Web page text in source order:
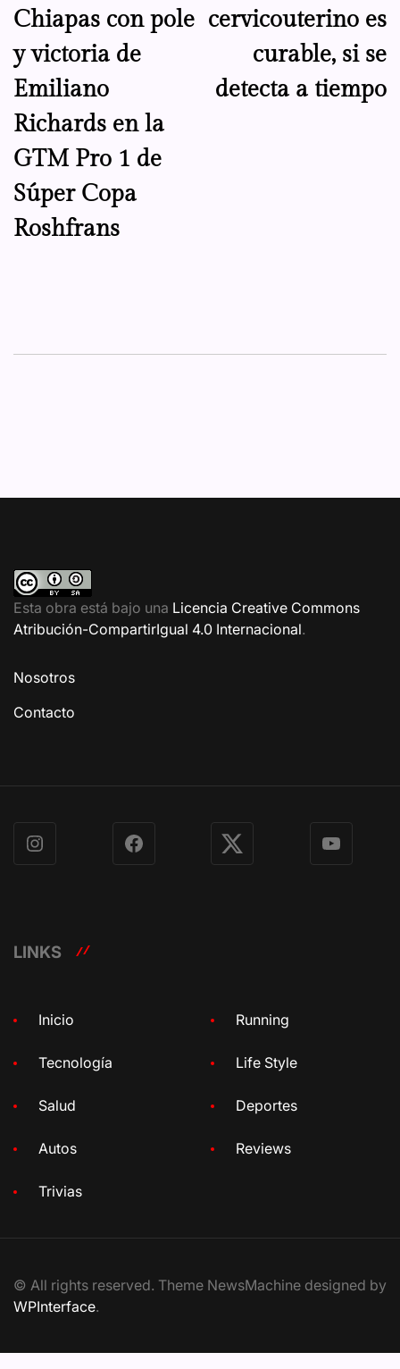
Chiapas con pole
y victoria de
Emiliano
Richards en la
GTM Pro 1 de
Súper Copa
Roshfrans
cervicouterino es
curable, si se
detecta a tiempo
Esta obra está bajo una Licencia Creative Commons
Atribución-CompartirIgual 4.0 Internacional.
Nosotros
Contacto
Instagram Facebook X YouTube
LINKS
Inicio Running
Tecnología Life Style
Salud Deportes
Autos Reviews
Trivias
© All rights reserved. Theme NewsMachine designed by
WPInterface.